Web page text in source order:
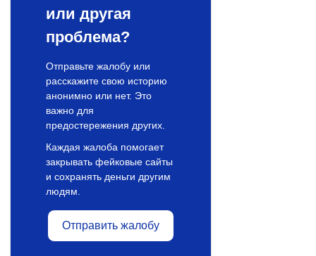
или другая
проблема?
Отправьте жалобу или
расскажите свою историю
анонимно или нет. Это
важно для
предостережения других.
Каждая жалоба помогает
закрывать фейковые сайты
и сохранять деньги другим
людям.
Отправить жалобу